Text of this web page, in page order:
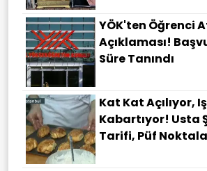
YÖK'ten Öğrenci
Açıklaması!
Süre Tanındı
Kat Kat Açılıyor,
Kabartıyor! Usta
Tarifi, Püf